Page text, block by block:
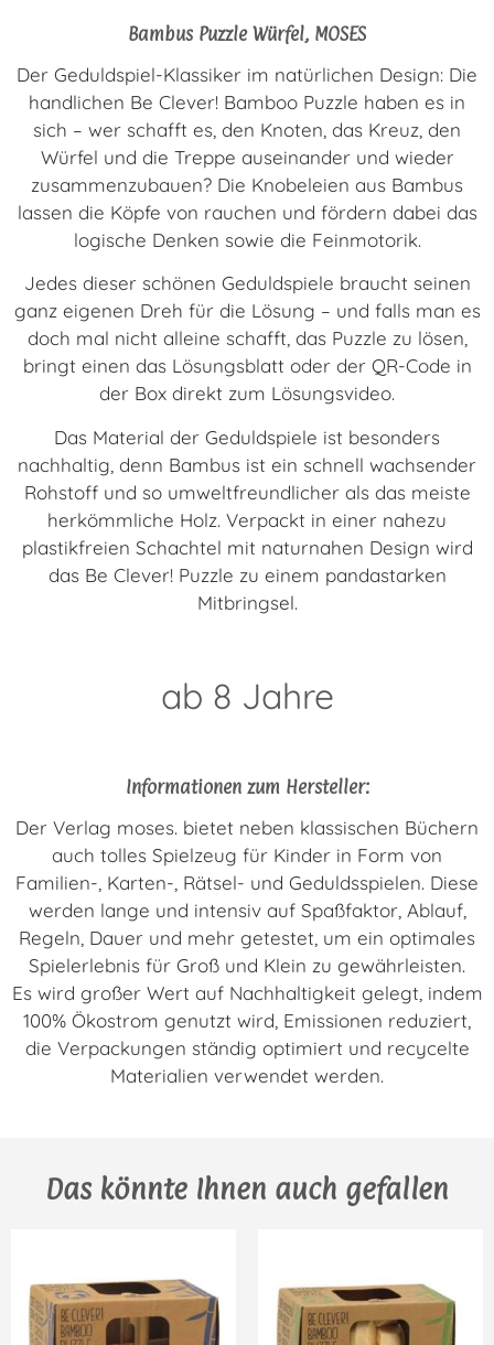
Bambus Puzzle Würfel, MOSES
Der Geduldspiel-Klassiker im natürlichen Design: Die
handlichen Be Clever! Bamboo Puzzle haben es in
sich – wer schafft es, den Knoten, das Kreuz, den
Würfel und die Treppe auseinander und wieder
zusammenzubauen? Die Knobeleien aus Bambus
lassen die Köpfe von rauchen und fördern dabei das
logische Denken sowie die Feinmotorik.
Jedes dieser schönen Geduldspiele braucht seinen
ganz eigenen Dreh für die Lösung – und falls man es
doch mal nicht alleine schafft, das Puzzle zu lösen,
bringt einen das Lösungsblatt oder der QR-Code in
der Box direkt zum Lösungsvideo.
Das Material der Geduldspiele ist besonders
nachhaltig, denn Bambus ist ein schnell wachsender
Rohstoff und so umweltfreundlicher als das meiste
herkömmliche Holz. Verpackt in einer nahezu
plastikfreien Schachtel mit naturnahen Design wird
das Be Clever! Puzzle zu einem pandastarken
Mitbringsel.
ab 8 Jahre
Informationen zum Hersteller:
Der Verlag moses. bietet neben klassischen Büchern
auch tolles Spielzeug für Kinder in Form von
Familien-, Karten-, Rätsel- und Geduldsspielen. Diese
werden lange und intensiv auf Spaßfaktor, Ablauf,
Regeln, Dauer und mehr getestet, um ein optimales
Spielerlebnis für Groß und Klein zu gewährleisten.
Es wird großer Wert auf Nachhaltigkeit gelegt, indem
100% Ökostrom genutzt wird, Emissionen reduziert,
die Verpackungen ständig optimiert und recycelte
Materialien verwendet werden.
Das könnte Ihnen auch gefallen